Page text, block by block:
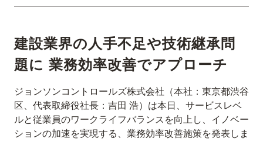
建設業界の人手不足や技術継承問
題に 業務効率改善でアプローチ
ジョンソンコントロールズ株式会社（本社：東京都渋谷
区、代表取締役社長：吉田 浩）は本日、サービスレベ
ルと従業員のワークライフバランスを向上し、イノベー
ションの加速を実現する、業務効率改善施策を発表しま